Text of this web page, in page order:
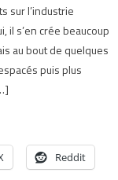
sur l’industrie
il s’en crée beaucoup
au bout de quelques
puis plus
Reddit